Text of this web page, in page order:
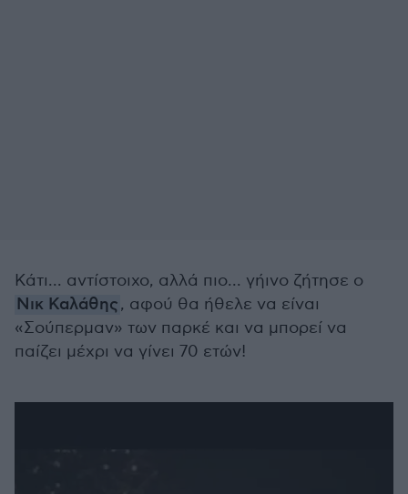
Κάτι... αντίστοιχο, αλλά πιο... γήινο ζήτησε ο
Νικ Καλάθης, αφού θα ήθελε να είναι
«Σούπερμαν» των παρκέ και να μπορεί να
παίζει μέχρι να γίνει 70 ετών!